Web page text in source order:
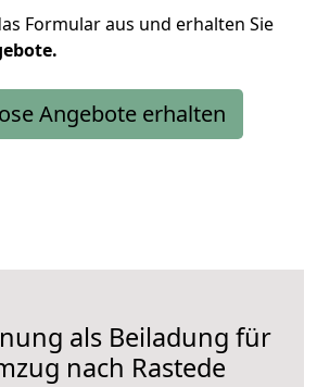
Formular aus und erhalten Sie
Angebote erhalten
als Beiladung für
nach Rastede